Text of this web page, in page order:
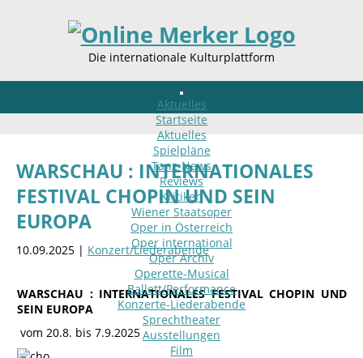
Die internationale Kulturplattform
Aktuelles
Startseite
Aktuelles
Spielpläne
Tanz-News
Reviews
Kritiken
Wiener Staatsoper
Oper in Österreich
Oper international
Oper Archiv
Operette-Musical
Ballett/Performance
Konzerte-Liederabende
Sprechtheater
Ausstellungen
Film
WARSCHAU : INTERNATIONALES
FESTIVAL CHOPIN UND SEIN
EUROPA
10.09.2025 | Konzert/Liederabende
WARSCHAU : INTERNATIONALES FESTIVAL CHOPIN UND
SEIN EUROPA
vom 20.8. bis 7.9.2025